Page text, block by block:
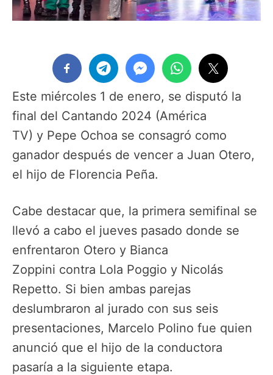
Este miércoles 1 de enero, se disputó la
final del Cantando 2024 (América
TV) y Pepe Ochoa se consagró como
ganador después de vencer a Juan Otero,
el hijo de Florencia Peña.
Cabe destacar que, la primera semifinal se
llevó a cabo el jueves pasado donde se
enfrentaron Otero y Bianca
Zoppini contra Lola Poggio y Nicolás
Repetto. Si bien ambas parejas
deslumbraron al jurado con sus seis
presentaciones, Marcelo Polino fue quien
anunció que el hijo de la conductora
pasaría a la siguiente etapa.